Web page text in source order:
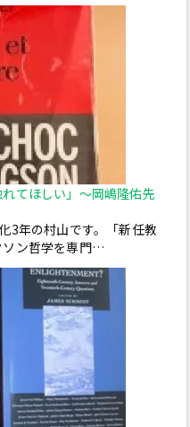
れてほしい」～岡嶋隆佑先
3年の村山です。「新任教
ソン哲学を専門…